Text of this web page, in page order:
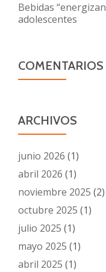
Bebidas
adolescentes
ARCHIVOS
junio 2026 (1)
abril 2026 (1)
noviembre 2025 (2)
octubre 2025 (1)
julio 2025 (1)
mayo 2025 (1)
abril 2025 (1)